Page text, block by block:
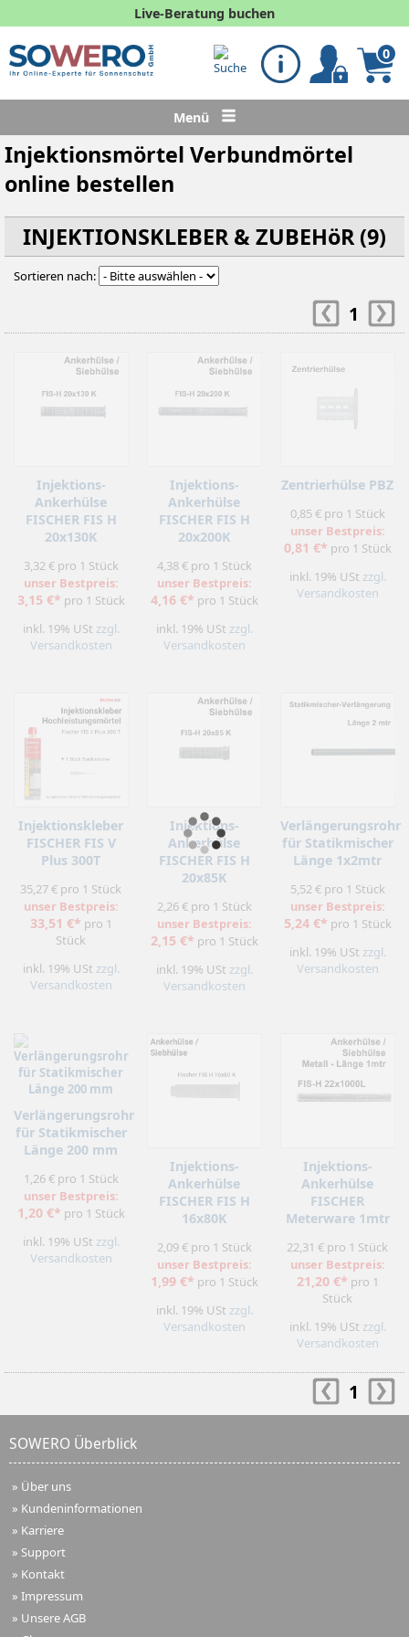
Live-Beratung buchen
0
Menü
Injektionsmörtel Verbundmörtel
online bestellen
INJEKTIONSKLEBER & ZUBEHöR (9)
Sortieren nach:
1
Injektions-
Ankerhülse
FISCHER FIS H
20x130K
3,32 € pro 1 Stück
unser Bestpreis:
3,15 €* pro 1 Stück
inkl. 19% USt zzgl.
Versandkosten
Injektions-
Ankerhülse
FISCHER FIS H
20x200K
4,38 € pro 1 Stück
unser Bestpreis:
4,16 €* pro 1 Stück
inkl. 19% USt zzgl.
Versandkosten
Zentrierhülse PBZ
0,85 € pro 1 Stück
unser Bestpreis:
0,81 €* pro 1 Stück
inkl. 19% USt zzgl.
Versandkosten
Injektionskleber
FISCHER FIS V
Plus 300T
35,27 € pro 1 Stück
unser Bestpreis:
33,51 €* pro 1
Stück
inkl. 19% USt zzgl.
Versandkosten
Injektions-
Ankerhülse
FISCHER FIS H
20x85K
2,26 € pro 1 Stück
unser Bestpreis:
2,15 €* pro 1 Stück
inkl. 19% USt zzgl.
Versandkosten
Verlängerungsrohr
für Statikmischer
Länge 1x2mtr
5,52 € pro 1 Stück
unser Bestpreis:
5,24 €* pro 1 Stück
inkl. 19% USt zzgl.
Versandkosten
Verlängerungsrohr
für Statikmischer
Länge 200 mm
1,26 € pro 1 Stück
unser Bestpreis:
1,20 €* pro 1 Stück
inkl. 19% USt zzgl.
Versandkosten
Injektions-
Ankerhülse
FISCHER FIS H
16x80K
2,09 € pro 1 Stück
unser Bestpreis:
1,99 €* pro 1 Stück
inkl. 19% USt zzgl.
Versandkosten
Injektions-
Ankerhülse
FISCHER
Meterware 1mtr
22,31 € pro 1 Stück
unser Bestpreis:
21,20 €* pro 1
Stück
inkl. 19% USt zzgl.
Versandkosten
1
SOWERO Überblick
» Über uns
» Kundeninformationen
» Karriere
» Support
» Kontakt
» Impressum
» Unsere AGB